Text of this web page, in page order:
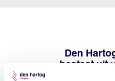
Den
bestaat uit